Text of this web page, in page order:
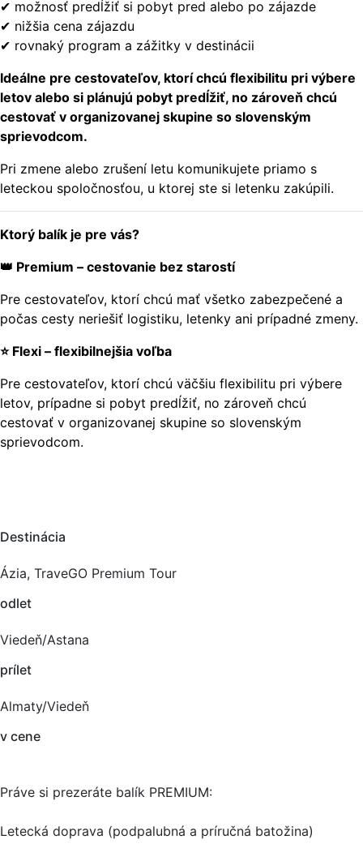
✔ možnosť predĺžiť si pobyt pred alebo po zájazde
✔ nižšia cena zájazdu
✔ rovnaký program a zážitky v destinácii
Ideálne pre cestovateľov, ktorí chcú flexibilitu pri výbere
letov alebo si plánujú pobyt predĺžiť, no zároveň chcú
cestovať v organizovanej skupine so slovenským
sprievodcom.
Pri zmene alebo zrušení letu komunikujete priamo s
leteckou spoločnosťou, u ktorej ste si letenku zakúpili.
Ktorý balík je pre vás?
👑 Premium – cestovanie bez starostí
Pre cestovateľov, ktorí chcú mať všetko zabezpečené a
počas cesty neriešiť logistiku, letenky ani prípadné zmeny.
⭐ Flexi – flexibilnejšia voľba
Pre cestovateľov, ktorí chcú väčšiu flexibilitu pri výbere
letov, prípadne si pobyt predĺžiť, no zároveň chcú
cestovať v organizovanej skupine so slovenským
sprievodcom.
Destinácia
Ázia, TraveGO Premium Tour
odlet
Viedeň/Astana
prílet
Almaty/Viedeň
v cene
Práve si prezeráte balík PREMIUM:
Letecká doprava (podpalubná a príručná batožina)